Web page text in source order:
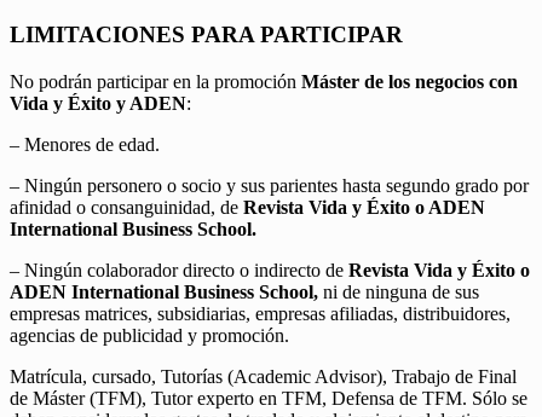
LIMITACIONES PARA PARTICIPAR
No podrán participar en la promoción Máster de los negocios con
Vida y Éxito y ADEN:
– Menores de edad.
– Ningún personero o socio y sus parientes hasta segundo grado por
afinidad o consanguinidad, de Revista Vida y Éxito o ADEN
International Business School.
– Ningún colaborador directo o indirecto de Revista Vida y Éxito o
ADEN International Business School, ni de ninguna de sus
empresas matrices, subsidiarias, empresas afiliadas, distribuidores,
agencias de publicidad y promoción.
Matrícula, cursado, Tutorías (Academic Advisor), Trabajo de Final
de Máster (TFM), Tutor experto en TFM, Defensa de TFM. Sólo se